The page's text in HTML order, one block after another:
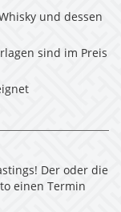
und dessen
sind im Preis
Der oder die
einen Termin